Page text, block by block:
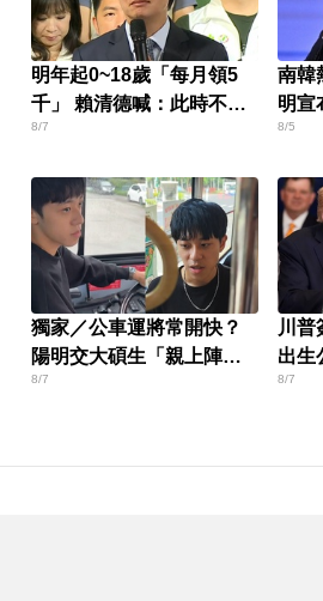
明年起0~18歲「每月領5
千」 賴清德喊：此時不生
待何時
8/7
南韓
明宣
8/5
獨家／公車運將常開快？
陽明交大碩生「親上陣」
找原因
8/7
川普
出生
8/7